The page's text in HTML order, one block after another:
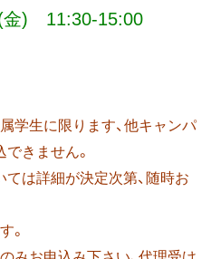
(金) 11:30-15:00
学生に限ります、他キャンパ
きません。
は詳細が決定次第、随時お
。